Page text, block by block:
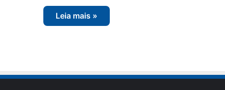
Leia mais »